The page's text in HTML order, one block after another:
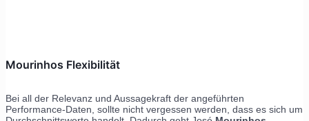
Mourinhos Flexibilität
Bei all der Relevanz und Aussagekraft der angeführten
Performance-Daten, sollte nicht vergessen werden, dass es sich um